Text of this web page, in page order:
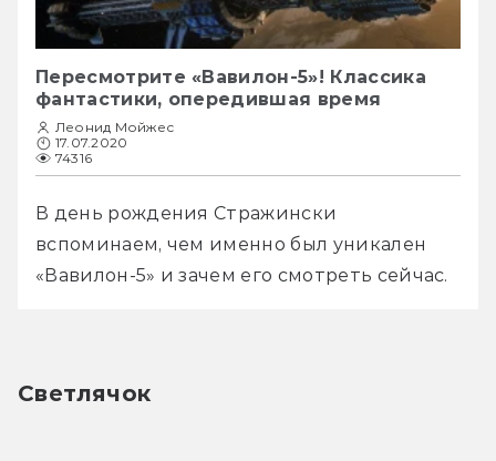
Пересмотрите «Вавилон-5»! Классика
фантастики, опередившая время
Леонид Мойжес
17.07.2020
74316
В день рождения Стражински
вспоминаем, чем именно был уникален
«Вавилон-5» и зачем его смотреть сейчас.
Светлячок